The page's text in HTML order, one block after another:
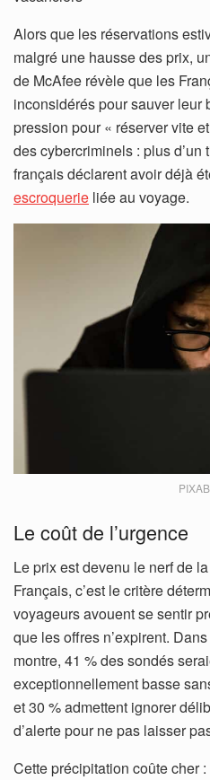
Alors que les réservations
malgré une hausse des prix,
de McAfee révèle que les
inconsidérés pour sauver leur
pression pour « réserver vite
des cybercriminels : plus
français déclarent avoir déjà
escroquerie liée au voyage.
Le coût de l’urgence
Le prix est devenu le nerf de
Français, c’est le critère
voyageurs avouent se sentir
que les offres n’expirent.
montre, 41 % des sondés
exceptionnellement basse
et 30 % admettent ignorer
d’alerte pour ne pas laisser
Cette précipitation coûte cher